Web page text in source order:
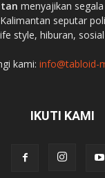
menyajikan
seputar
style, hiburan,
kami: info@tabloid-
IKUTI KAMI